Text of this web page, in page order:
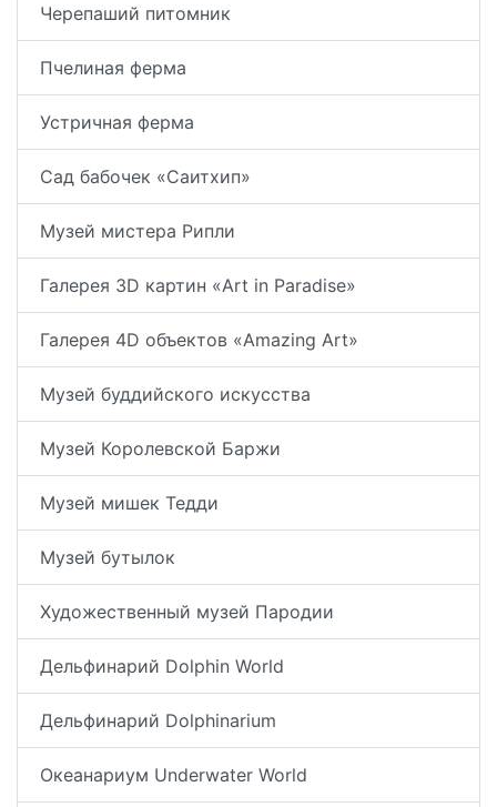
Черепаший питомник
Пчелиная ферма
Устричная ферма
Сад бабочек «Саитхип»
Музей мистера Рипли
Галерея 3D картин «Art in Paradise»
Галерея 4D объектов «Amazing Art»
Музей буддийского искусства
Музей Королевской Баржи
Музей мишек Тедди
Музей бутылок
Художественный музей Пародии
Дельфинарий Dolphin World
Дельфинарий Dolphinarium
Океанариум Underwater World